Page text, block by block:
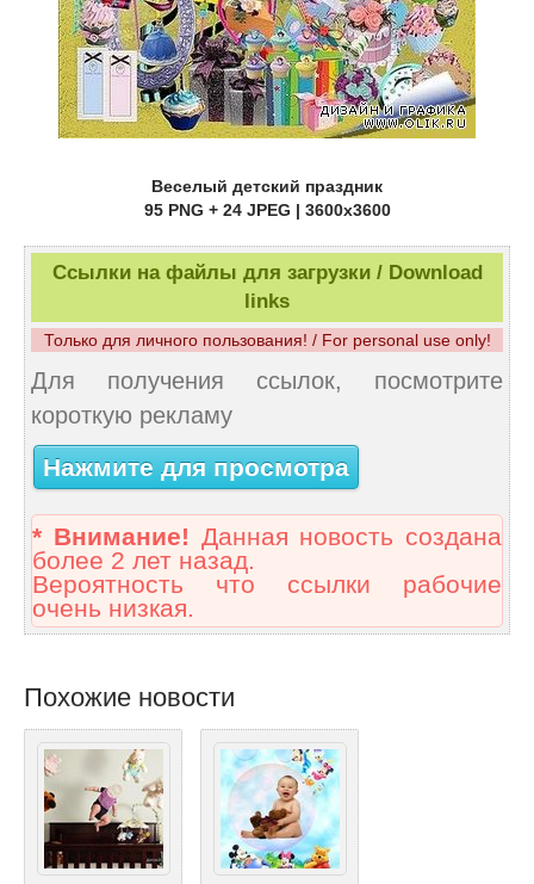
Веселый детский праздник
95 PNG + 24 JPEG | 3600x3600
Ссылки на файлы для загрузки / Download
links
Только для личного пользования! / For personal use only!
Для получения ссылок, посмотрите
короткую рекламу
Нажмите для просмотра
* Внимание! Данная новость создана
более 2 лет назад.
Вероятность что ссылки рабочие
очень низкая.
Похожие новости